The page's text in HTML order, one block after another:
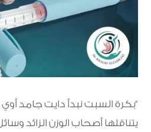
“بكرة السبت نبدأ دايت جامد
يتناقلها أصحاب الوزن الزائد